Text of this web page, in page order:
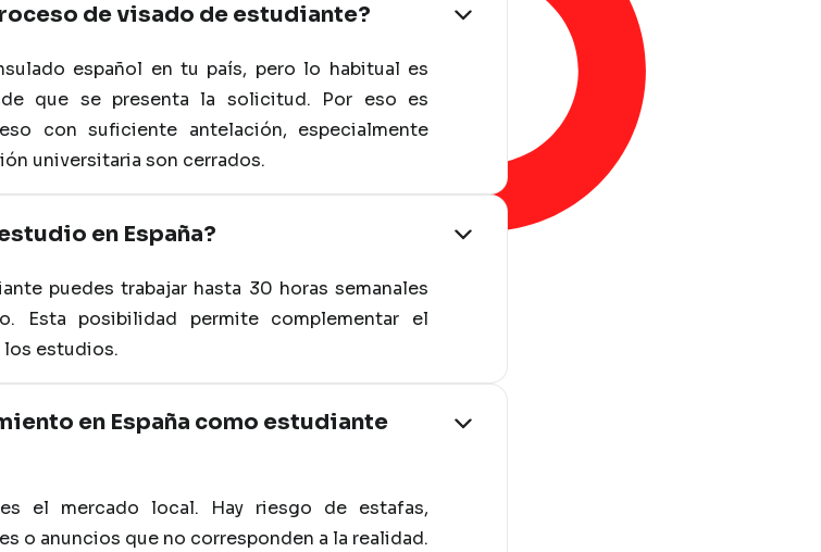
de visado de estudiante?
español en tu país, pero lo habitual es
que se presenta la solicitud. Por eso es
con suficiente antelación, especialmente
universitaria son cerrados.
en España?
puedes trabajar hasta 30 horas semanales
Esta posibilidad permite complementar el
estudios.
en España como estudiante
el mercado local. Hay riesgo de estafas,
o anuncios que no corresponden a la realidad.